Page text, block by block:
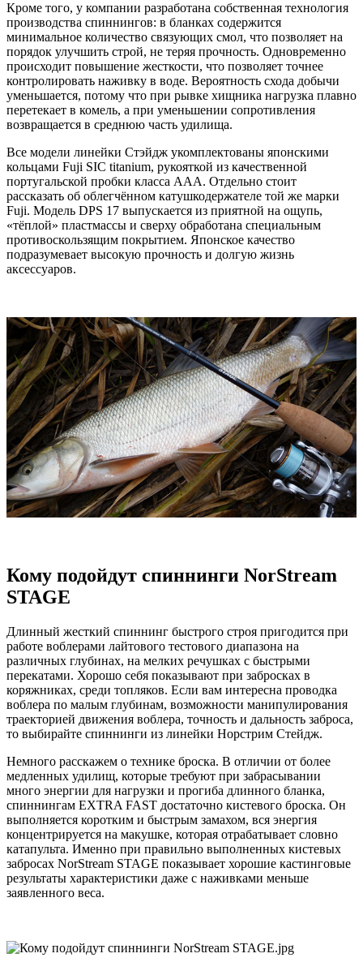
Кроме того, у компании разработана собственная технология
производства спиннингов: в бланках содержится
минимальное количество связующих смол, что позволяет на
порядок улучшить строй, не теряя прочность. Одновременно
происходит повышение жесткости, что позволяет точнее
контролировать наживку в воде. Вероятность схода добычи
уменьшается, потому что при рывке хищника нагрузка плавно
перетекает в комель, а при уменьшении сопротивления
возвращается в среднюю часть удилища.
Все модели линейки Стэйдж укомплектованы японскими
кольцами Fuji SIC titanium, рукояткой из качественной
португальской пробки класса ААА. Отдельно стоит
рассказать об облегчённом катушкодержателе той же марки
Fuji. Модель DPS 17 выпускается из приятной на ощупь,
«тёплой» пластмассы и сверху обработана специальным
противоскользящим покрытием. Японское качество
подразумевает высокую прочность и долгую жизнь
аксессуаров.
Кому подойдут спиннинги NorStream
STAGE
Длинный жесткий спиннинг быстрого строя пригодится при
работе воблерами лайтового тестового диапазона на
различных глубинах, на мелких речушках с быстрыми
перекатами. Хорошо себя показывают при забросках в
коряжниках, среди топляков. Если вам интересна проводка
воблера по малым глубинам, возможности манипулирования
траекторией движения воблера, точность и дальность заброса,
то выбирайте спиннинги из линейки Норстрим Стейдж.
Немного расскажем о технике броска. В отличии от более
медленных удилищ, которые требуют при забрасывании
много энергии для нагрузки и прогиба длинного бланка,
спиннингам EXTRA FAST достаточно кистевого броска. Он
выполняется коротким и быстрым замахом, вся энергия
концентрируется на макушке, которая отрабатывает словно
катапульта. Именно при правильно выполненных кистевых
забросах NorStream STAGE показывает хорошие кастинговые
результаты характеристики даже с наживками меньше
заявленного веса.